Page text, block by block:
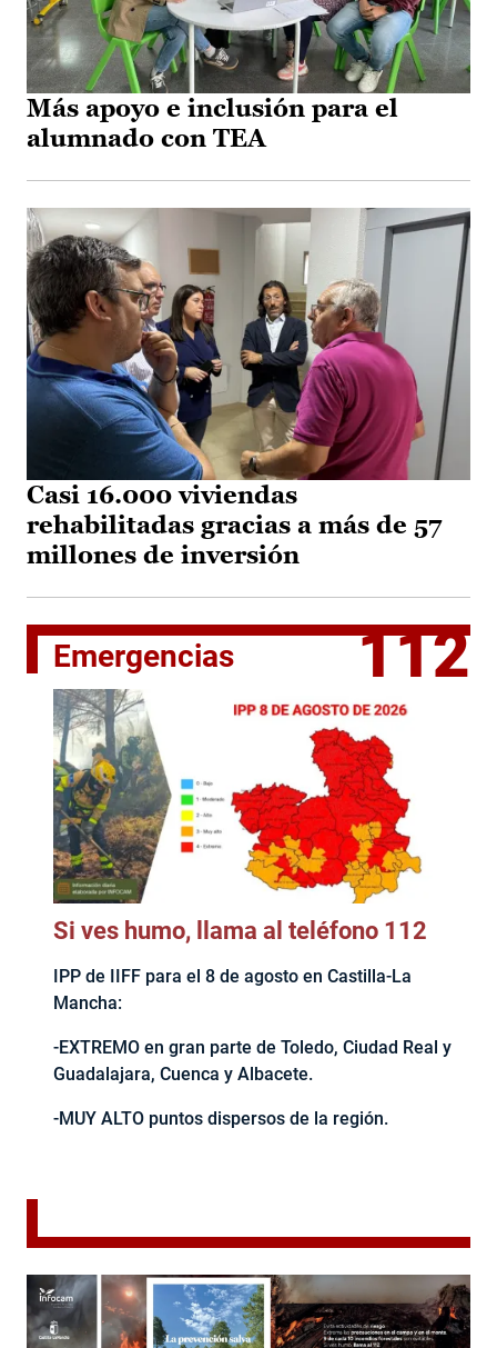
Más apoyo e inclusión para el
alumnado con TEA
Casi 16.000 viviendas
rehabilitadas gracias a más de 57
millones de inversión
Emergencias 112
Si ves humo, llama al teléfono 112
IPP de IIFF para el 8 de agosto en Castilla-La
Mancha:
-EXTREMO en gran parte de Toledo, Ciudad Real y
Guadalajara, Cuenca y Albacete.
-MUY ALTO puntos dispersos de la región.